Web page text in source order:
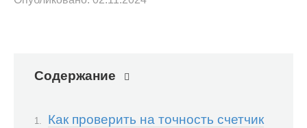
Содержание
Как проверить на точность счетчик